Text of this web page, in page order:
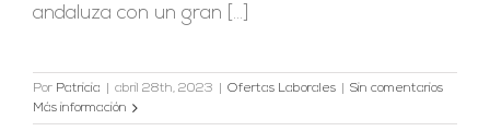
andaluza con un gran [...]
Por Patricia abril 28th, 2023 Ofertas Laborales
Sin comentarios
Más información